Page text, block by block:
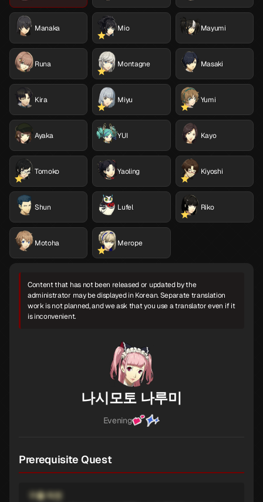
Manaka Mio Mayumi
Runa Montagne Masaki
Kira Miyu Yumi
Ayaka YUI Kayo
Tomoko Yaoling Kiyoshi
Shun Lufel Riko
Motoha Merope
Content that has not been released or updated by the
administrator may be displayed in Korean. Separate translation
work is not planned, and we ask that you use a translator even if it
is inconvenient.
나시모토 나루미
Evening
Prerequisite Quest
구출 작전